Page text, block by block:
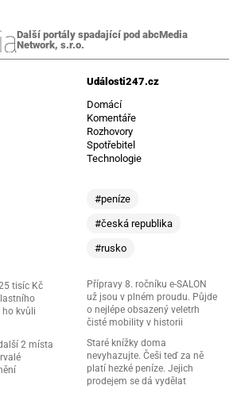
Další portály spadající pod abcMedia
Network, s.r.o.
tisíc Kč
ho kvůli
2 místa
Události247.cz
Domácí
Komentáře
Rozhovory
Spotřebitel
Technologie
#peníze
#česká republika
#rusko
Přípravy 8. ročníku e-SALON
už jsou v plném proudu. Půjde
o nejlépe obsazený veletrh
čisté mobility v historii
Staré knížky doma
nevyhazujte. Češi teď za ně
platí hezké peníze. Jejich
prodejem se dá vydělat